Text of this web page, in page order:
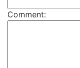
Comment: